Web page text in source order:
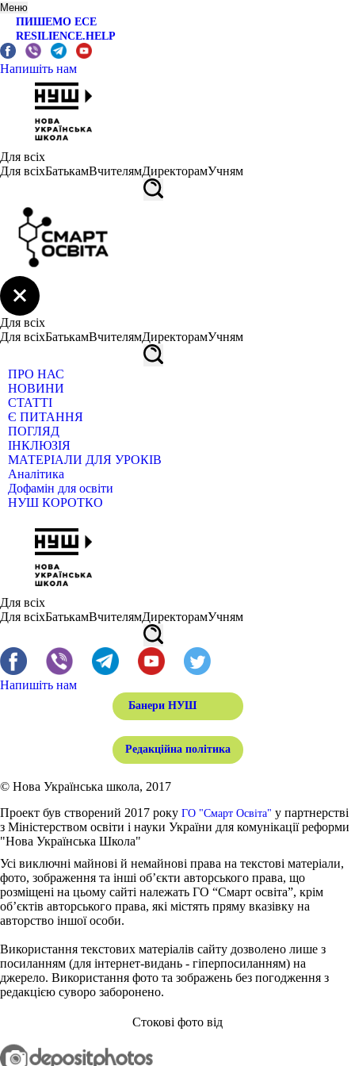
Меню
ПИШЕМО ЕСЕ
RESILIENCE.HELP
Напишіть нам
Для всіх
Для всіхБатькамВчителямДиректорамУчням
Для всіх
Для всіхБатькамВчителямДиректорамУчням
ПРО НАС
НОВИНИ
СТАТТІ
Є ПИТАННЯ
ПОГЛЯД
ІНКЛЮЗІЯ
МАТЕРІАЛИ ДЛЯ УРОКІВ
Аналітика
Дофамін для освіти
НУШ КОРОТКО
Для всіх
Для всіхБатькамВчителямДиректорамУчням
Напишіть нам
Банери НУШ
Редакційна політика
© Нова Українська школа, 2017
Проект був створений 2017 року ГО "Смарт Освіта" у партнерстві
з Міністерством освіти і науки України для комунікації реформи
"Нова Українська Школа"
Усі виключні майнові й немайнові права на текстові матеріали,
фото, зображення та інші об’єкти авторського права, що
розміщені на цьому сайті належать ГО “Смарт освіта”, крім
об’єктів авторського права, які містять пряму вказівку на
авторство іншої особи.
Використання текстових матеріалів сайту дозволено лише з
посиланням (для інтернет-видань - гіперпосиланням) на
джерело. Використання фото та зображень без погодження з
редакцією суворо заборонено.
Стокові фото від